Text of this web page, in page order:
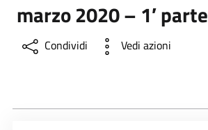
marzo 2020 – 1′ parte
Condividi Vedi azioni